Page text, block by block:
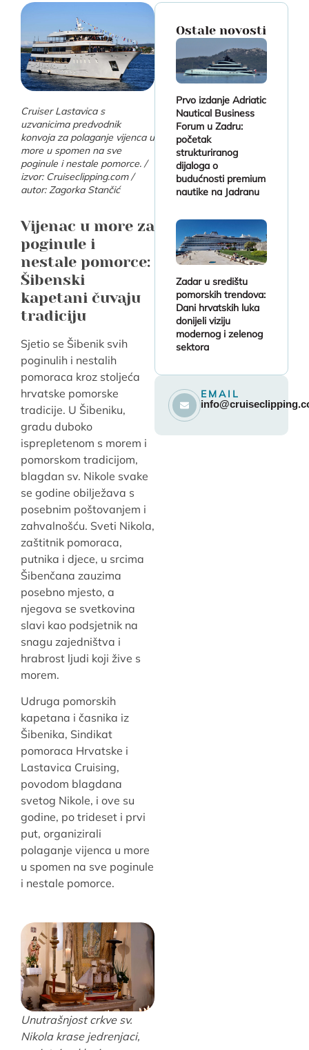
Cruiser Lastavica s
uzvanicima predvodnik
konvoja za polaganje vijenca u
more u spomen na sve
poginule i nestale pomorce. /
izvor: Cruiseclipping.com /
autor: Zagorka Stančić
Vijenac u more za
poginule i
nestale pomorce:
Šibenski
kapetani čuvaju
tradiciju
Sjetio se Šibenik svih
poginulih i nestalih
pomoraca kroz stoljeća
hrvatske pomorske
tradicije. U Šibeniku,
gradu duboko
isprepletenom s morem i
pomorskom tradicijom,
blagdan sv. Nikole svake
se godine obilježava s
posebnim poštovanjem i
zahvalnošću. Sveti Nikola,
zaštitnik pomoraca,
putnika i djece, u srcima
Šibenčana zauzima
posebno mjesto, a
njegova se svetkovina
slavi kao podsjetnik na
snagu zajedništva i
hrabrost ljudi koji žive s
morem.
Udruga pomorskih
kapetana i časnika iz
Šibenika, Sindikat
pomoraca Hrvatske i
Lastavica Cruising,
povodom blagdana
svetog Nikole, i ove su
godine, po trideset i prvi
put, organizirali
polaganje vijenca u more
u spomen na sve poginule
i nestale pomorce.
Unutrašnjost crkve sv.
Nikola krase jedrenjaci,
Ostale novosti
Prvo izdanje Adriatic
Nautical Business
Forum u Zadru:
početak
strukturiranog
dijaloga o
budućnosti premium
nautike na Jadranu
Zadar u središtu
pomorskih trendova:
Dani hrvatskih luka
donijeli viziju
modernog i zelenog
sektora
EMAIL